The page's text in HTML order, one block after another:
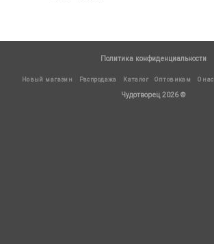
Политика конфиденциальности
Новый магазин Распродажа Каталог Оптовикам О нас
Чудотворец 2026 ©